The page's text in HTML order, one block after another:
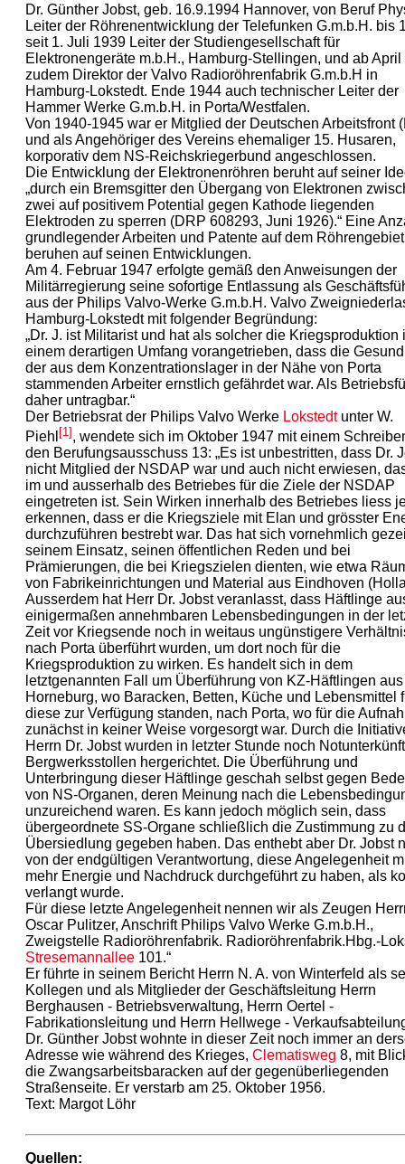
Dr. Günther Jobst, geb. 16.9.1994 Hannover, von Beruf
Leiter der Röhrenentwicklung der Telefunken G.m.b.H. bis
seit 1. Juli 1939 Leiter der Studiengesellschaft für
Elektronengeräte m.b.H., Hamburg-Stellingen, und ab April
zudem Direktor der Valvo Radioröhrenfabrik G.m.b.H in
Hamburg-Lokstedt. Ende 1944 auch technischer Leiter der
Hammer Werke G.m.b.H. in Porta/Westfalen.
Von 1940-1945 war er Mitglied der Deutschen Arbeitsfront
und als Angehöriger des Vereins ehemaliger 15. Husaren,
korporativ dem NS-Reichskriegerbund angeschlossen.
Die Entwicklung der Elektronenröhren beruht auf seiner
„durch ein Bremsgitter den Übergang von Elektronen
zwei auf positivem Potential gegen Kathode liegenden
Elektroden zu sperren (DRP 608293, Juni 1926).“ Eine
grundlegender Arbeiten und Patente auf dem Röhrengebiet
beruhen auf seinen Entwicklungen.
Am 4. Februar 1947 erfolgte gemäß den Anweisungen der
Militärregierung seine sofortige Entlassung als
aus der Philips Valvo-Werke G.m.b.H. Valvo
Hamburg-Lokstedt mit folgender Begründung:
„Dr. J. ist Militarist und hat als solcher die Kriegsproduktion
einem derartigen Umfang vorangetrieben, dass die
der aus dem Konzentrationslager in der Nähe von Porta
stammenden Arbeiter ernstlich gefährdet war. Als
daher untragbar.“
Der Betriebsrat der Philips Valvo Werke Lokstedtunter W.
Piehl [1], wendete sich im Oktober 1947 mit einem
den Berufungsausschuss 13: „Es ist unbestritten, dass Dr.
nicht Mitglied der NSDAP war und auch nicht erwiesen,
im und ausserhalb des Betriebes für die Ziele der NSDAP
eingetreten ist. Sein Wirken innerhalb des Betriebes liess
erkennen, dass er die Kriegsziele mit Elan und grösster
durchzuführen bestrebt war. Das hat sich vornehmlich
seinem Einsatz, seinen öffentlichen Reden und bei
Prämierungen, die bei Kriegszielen dienten, wie etwa
von Fabrikeinrichtungen und Material aus Eindhoven
Ausserdem hat Herr Dr. Jobst veranlasst, dass Häftlinge
einigermaßen annehmbaren Lebensbedingungen in der
Zeit vor Kriegsende noch in weitaus ungünstigere
nach Porta überführt wurden, um dort noch für die
Kriegsproduktion zu wirken. Es handelt sich in dem
letztgenannten Fall um Überführung von KZ-Häftlingen aus
Horneburg, wo Baracken, Betten, Küche und Lebensmittel
diese zur Verfügung standen, nach Porta, wo für die
zunächst in keiner Weise vorgesorgt war. Durch die
Herrn Dr. Jobst wurden in letzter Stunde noch
Bergwerksstollen hergerichtet. Die Überführung und
Unterbringung dieser Häftlinge geschah selbst gegen
von NS-Organen, deren Meinung nach die
unzureichend waren. Es kann jedoch möglich sein, dass
übergeordnete SS-Organe schließlich die Zustimmung zu
Übersiedlung gegeben haben. Das enthebt aber Dr. Jobst
von der endgültigen Verantwortung, diese Angelegenheit
mehr Energie und Nachdruck durchgeführt zu haben, als
verlangt wurde.
Für diese letzte Angelegenheit nennen wir als Zeugen
Oscar Pulitzer, Anschrift Philips Valvo Werke G.m.b.H.,
Zweigstelle Radioröhrenfabrik. Radioröhrenfabrik.Hbg.-
Stresemannallee 101.“
Er führte in seinem Bericht Herrn N. A. von Winterfeld als
Kollegen und als Mitglieder der Geschäftsleitung Herrn
Berghausen - Betriebsverwaltung, Herrn Oertel -
Fabrikationsleitung und Herrn Hellwege -
Dr. Günther Jobst wohnte in dieser Zeit noch immer an
Adresse wie während des Krieges, Clematisweg 8, mit
die Zwangsarbeitsbaracken auf der gegenüberliegenden
Straßenseite. Er verstarb am 25. Oktober 1956.
Text: Margot Löhr
Quellen: